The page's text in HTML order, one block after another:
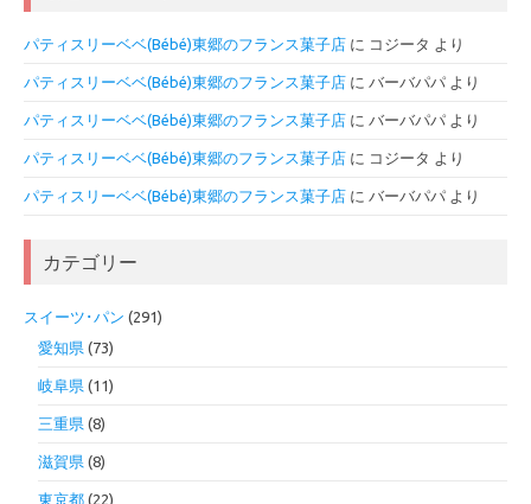
パティスリーベベ(Bébé)東郷のフランス菓子店 に コジータ より
パティスリーベベ(Bébé)東郷のフランス菓子店 に バーバパパ より
パティスリーベベ(Bébé)東郷のフランス菓子店 に バーバパパ より
パティスリーベベ(Bébé)東郷のフランス菓子店 に コジータ より
パティスリーベベ(Bébé)東郷のフランス菓子店 に バーバパパ より
カテゴリー
スイーツ･パン (291)
愛知県 (73)
岐阜県 (11)
三重県 (8)
滋賀県 (8)
東京都 (22)